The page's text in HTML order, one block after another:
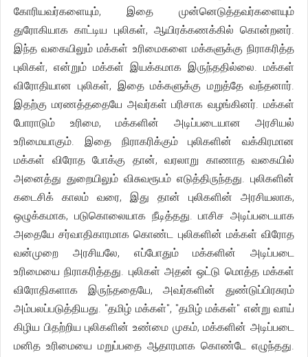
கோரியவர்களையும், இதை முன்னெடுத்தவர்களையும்
துரோகியாக காட்டிய புலிகள், ஆயிரக்கணக்கில் கொன்றனர்.
இந்த வகையிலும் மக்கள் உரிமைகளை மக்களுக்கு நிராகரித்த
புலிகள், என்றும் மக்கள் இயக்கமாக இருந்ததில்லை. மக்கள்
விரோதியான புலிகள், இதை மக்களுக்கு மறுத்தே வந்தனார்.
இதற்கு மரணத்ததையே அவர்கள் பரிசாக வழங்கினர். மக்கள்
போராடும் உரிமை, மக்களின் அடிப்படையான அரசியல்
உரிமையாகும். இதை நிராகரிக்கும் புலிகளின் வக்கிரமான
மக்கள் விரோத போக்கு தான், வரலாறு காணாத வகையில்
அனைத்து துறையிலும் விசுவரூபம் எடுத்திருந்தது. புலிகளின்
கடைசிக் காலம் வரை, இது தான் புலிகளின் அரசியலாக,
ஒழுக்கமாக, படுகொலையாக நீடித்தது. பாசிச அடிப்படையாக
அதையே சர்வாதிகாரமாக கொண்ட புலிகளின் மக்கள் விரோத
வன்முறை அரசியலே, எப்போதும் மக்களின் அடிப்படை
உரிமையை நிராகரித்தது. புலிகள் அதன் ஒட்டு மொத்த மக்கள்
விரோதிகளாக இருந்ததையே, அவர்களின் துண்டுப்பிரசுரம்
அம்பலப்படுத்தியது. "தமிழ் மக்கள்", "தமிழ் மக்கள்" என்று வாய்
கிழிய பிதற்றிய புலிகளின் உண்மை முகம், மக்களின் அடிப்படை
மனித உரிமையை மறுப்பதை ஆதாரமாக கொண்டே எழுந்தது.